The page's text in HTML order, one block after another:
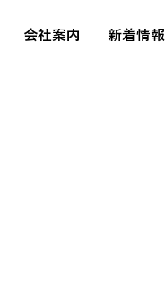
会社案内 新着情報